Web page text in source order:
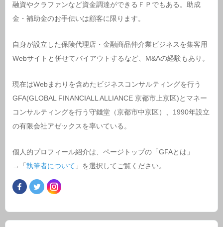
融資やクラファンなど資金調達ができるＦＰでもある。助成
金・補助金のお手伝いは顧客に限ります。
自身が設立した保険代理店・金融商品仲介業ビジネスを集客用
Webサイトと併せてバイアウトするなど、M&Aの経験もあり。
現在はWebまわりを含めたビジネスコンサルティングを行う
GFA(GLOBAL FINANCIALL ALLIANCE 京都市上京区)とマネー
コンサルティングを行う守錢堂（京都市中京区）、1990年設立
の有限会社アゼックスを率いている。
個人的プロフィール紹介は、ページトップの「GFAとは」
→「 執筆者について 」を選択してご覧ください。